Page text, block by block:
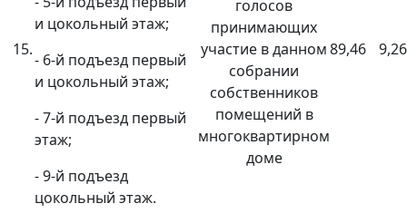
15.
и цокольный этаж;
- 6-й подъезд первый
и цокольный этаж;
- 7-й подъезд первый
этаж;
- 9-й подъезд
цокольный этаж.
голосов
принимающих
участие в данном
собрании
собственников
помещений в
многоквартирном
доме
89,46 9,26